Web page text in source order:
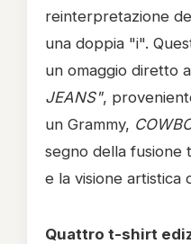
reinterpretazione
una doppia "i".
un omaggio diretto
JEANS",
un Grammy,
segno della fusione
e la visione artistica
Quattro t-shirt